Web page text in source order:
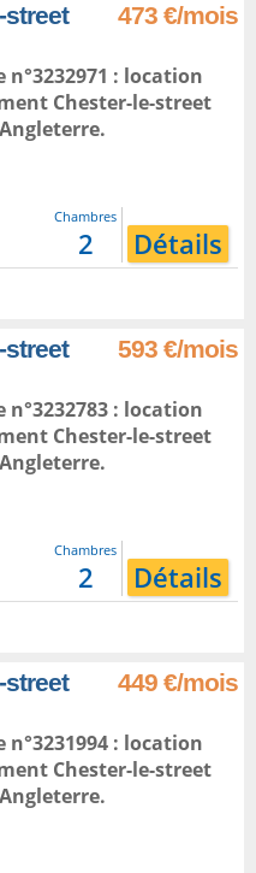
street 473 €/mois
n°3232971 : location
Chester-le-street
Angleterre.
Chambres
2 Détails
street 593 €/mois
n°3232783 : location
Chester-le-street
Angleterre.
Chambres
2 Détails
street 449 €/mois
n°3231994 : location
Chester-le-street
Angleterre.